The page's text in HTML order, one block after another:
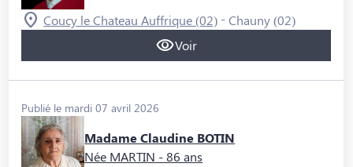
Coucy le Chateau Auffrique (02) -Chauny (02)
Voir
Publié le mardi 07 avril 2026
Madame Claudine BOTIN
Née MARTIN - 86 ans